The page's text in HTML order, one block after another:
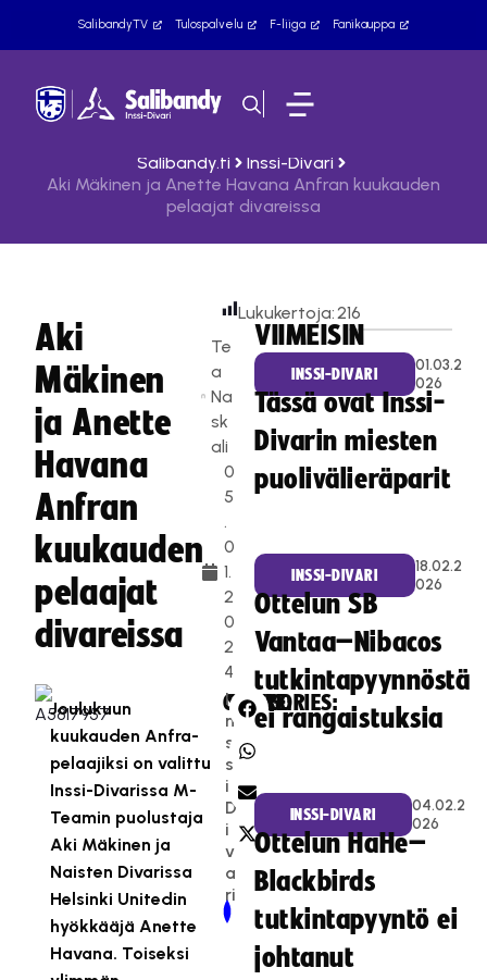
SalibandyTV Tulospalvelu F-liiga Fanikauppa
Salibandy.fi
Inssi-Divari
Aki Mäkinen ja Anette Havana Anfran kuukauden
pelaajat divareissa
Aki
Mäkinen
ja Anette
Havana
Anfran
kuukauden
pelaajat
divareissa
Te
a
Na
sk
ali
0
5
.
0
1.
2
0
2
4
Lukukertoja:216
Joulukuun
kuukauden Anfra-
pelaajiksi on valittu
Inssi-Divarissa M-
Teamin puolustaja
Aki Mäkinen ja
Naisten Divarissa
Helsinki Unitedin
hyökkääjä Anette
Havana. Toiseksi
CATEGORIES:
I
n
s
s
i-
D
i
v
a
ri
SHARE:
Older Post
Newer Post
VIIMEISIN
INSSI-DIVARI
01.03.2
026
Tässä ovat Inssi-
Divarin miesten
puolivälieräparit
INSSI-DIVARI
18.02.2
026
Ottelun SB
Vantaa–Nibacos
tutkintapyynnöstä
ei rangaistuksia
INSSI-DIVARI
04.02.2
026
Ottelun HaHe–
Blackbirds
tutkintapyyntö ei
johtanut